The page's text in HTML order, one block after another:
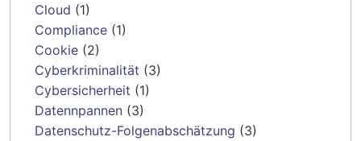
Cloud (1)
Compliance (1)
Cookie (2)
Cyberkriminalität (3)
Cybersicherheit (1)
Datennpannen (3)
Datenschutz-Folgenabschätzung (3)